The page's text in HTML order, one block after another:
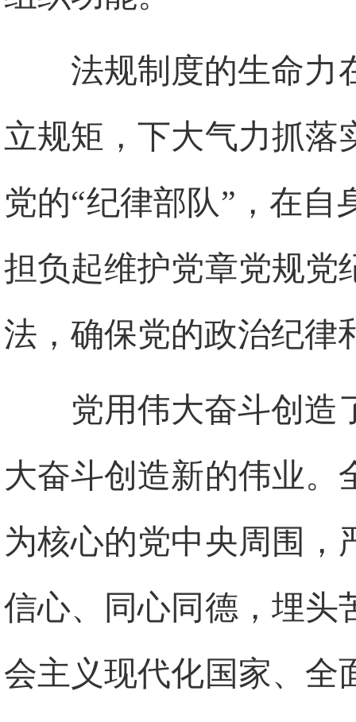
法规制度的生命力
立规矩，下大气力抓落
党的“纪律部队”，在
担负起维护党章党规党
法，确保党的政治纪律
党用伟大奋斗创造
大奋斗创造新的伟业。
为核心的党中央周围，
信心、同心同德，埋头
会主义现代化国家、全